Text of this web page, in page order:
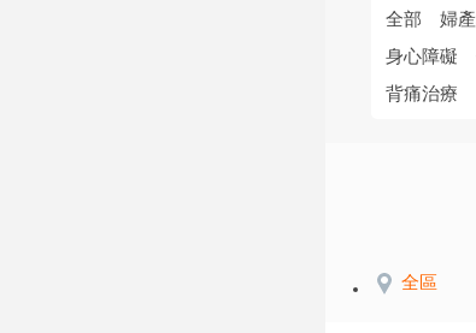
全部 婦
身心障礙
背痛治療
全區